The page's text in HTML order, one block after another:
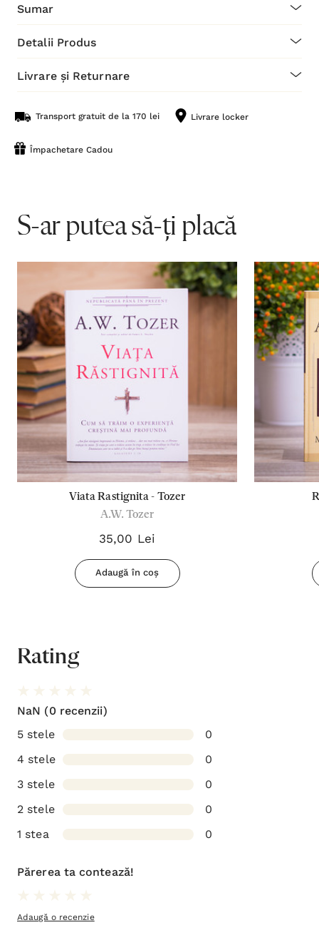
Sumar
Detalii Produs
Livrare și Returnare
Transport gratuit de la 170 lei Livrare locker
Împachetare Cadou
S-ar putea să-ți placă
Viata Rastignita - Tozer
A.W. Tozer
35,00 Lei
Adaugă în coș
Rating
NaN (0 recenzii)
5 stele
0
4 stele
0
3 stele
0
2 stele
0
1 stea
0
Părerea ta contează!
Adaugă o recenzie